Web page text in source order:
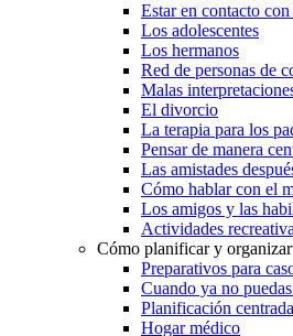
Estar en contacto
Los adolescentes
Los hermanos
Red de personas de
Malas
El divorcio
La terapia para los
Pensar de manera
Las amistades
Cómo hablar con el
Los amigos y las
Actividades
Cómo planificar y
Preparativos para
Cuando ya no
Planificación
Hogar médico